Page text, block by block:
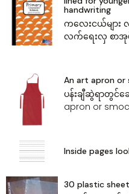
handwriting
က‌လေးငယ်မျာ
လက်‌ရေးလှ စာအုပ်
An art apron or
ပန်းချီဆွဲရာတွင်‌ဆ
apron or
Inside pages
30 plastic